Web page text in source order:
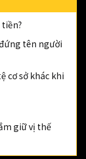
tên người
cơ sở khác khi
giữ vị thế